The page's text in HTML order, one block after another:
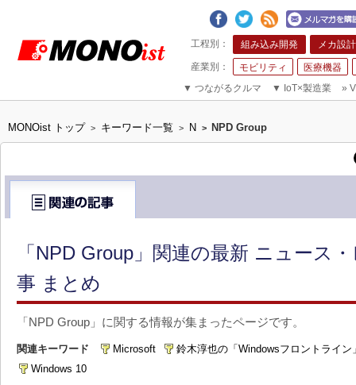
組み込み開発 メカ設計
モビリティ
医療機器
▼ つながるクルマ ▼ IoT×製造業 »
MONOist トップ > キーワード一覧 > N > NPD Group
「NPD Group」関連の最新 ニュース
事 まとめ
「NPD Group」に関する情報が集まったページです。
関連キーワード Microsoft
鈴木淳也の「Windowsフロントライン
Windows 10